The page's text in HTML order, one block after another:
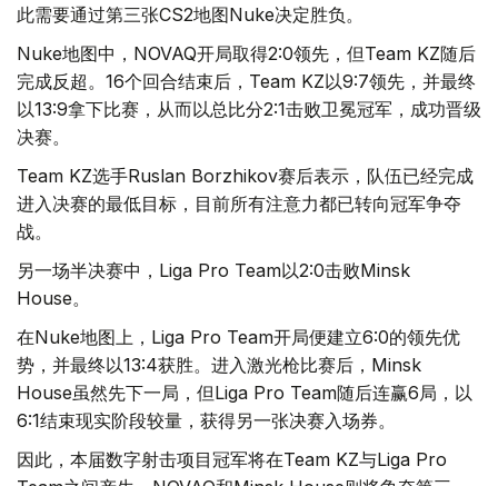
此需要通过第三张CS2地图Nuke决定胜负。
Nuke地图中，NOVAQ开局取得2:0领先，但Team KZ随后
完成反超。16个回合结束后，Team KZ以9:7领先，并最终
以13:9拿下比赛，从而以总比分2:1击败卫冕冠军，成功晋级
决赛。
Team KZ选手Ruslan Borzhikov赛后表示，队伍已经完成
进入决赛的最低目标，目前所有注意力都已转向冠军争夺
战。
另一场半决赛中，Liga Pro Team以2:0击败Minsk
House。
在Nuke地图上，Liga Pro Team开局便建立6:0的领先优
势，并最终以13:4获胜。进入激光枪比赛后，Minsk
House虽然先下一局，但Liga Pro Team随后连赢6局，以
6:1结束现实阶段较量，获得另一张决赛入场券。
因此，本届数字射击项目冠军将在Team KZ与Liga Pro